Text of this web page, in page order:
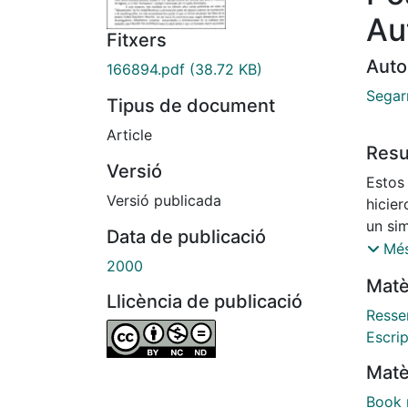
Fitxers
166894.pdf (38.72 KB)
Tipus de document
Article
Versió
Versió publicada
Data de publicació
2000
Llicència de publicació
un
Book